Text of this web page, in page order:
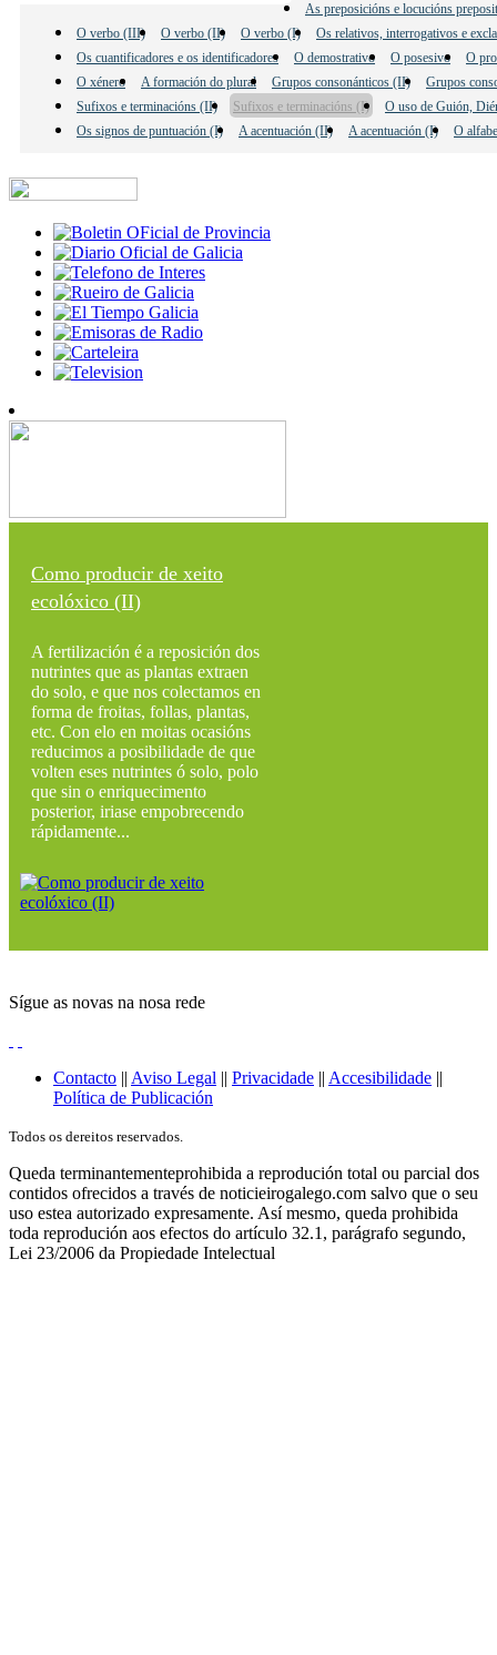
As preposicións e locucións
O verbo (III)
O verbo (II) O verbo (I)
Os relativos, interrogativos e
Os cuantificadores e os identificadores
O demostrativo O posesivo
O
O xénero
A formación do plural Grupos consonánticos (II)
Grupos
Sufixos e terminacións (II)
Sufixos e terminacións (I)
O uso de Guión,
Os signos de puntuación (I)
A acentuación (II) A acentuación (I) O
Como producir de xeito
ecolóxico (II)
A fertilización é a reposición dos
nutrintes que as plantas extraen
do solo, e que nos colectamos en
forma de froitas, follas, plantas,
etc. Con elo en moitas ocasións
reducimos a posibilidade de que
volten eses nutrintes ó solo, polo
que sin o enriquecimento
posterior, iriase empobrecendo
rápidamente...
Sígue as novas na nosa rede
Contacto || Aviso Legal || Privacidade || Accesibilidade ||
Política de Publicación
Todos os dereitos reservados.
Queda terminantementeprohibida a reprodución total ou parcial dos
contidos ofrecidos a través de noticieirogalego.com salvo que o seu
uso estea autorizado expresamente. Así mesmo, queda prohibida
toda reprodución aos efectos do artículo 32.1, parágrafo segundo,
Lei 23/2006 da Propiedade Intelectual